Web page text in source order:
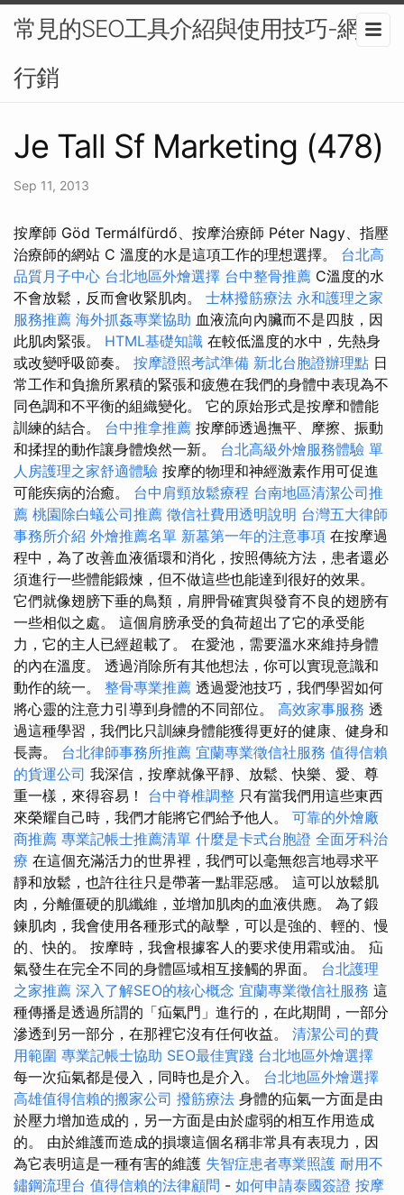
常見的SEO工具介紹與使用技巧-網路
行銷
Je Tall Sf Marketing (478)
Sep 11, 2013
按摩師 Göd Termálfürdő、按摩治療師 Péter Nagy、指壓
治療師的網站 C 溫度的水是這項工作的理想選擇。 台北高
品質月子中心 台北地區外燴選擇 台中整骨推薦 C溫度的水
不會放鬆，反而會收緊肌肉。 士林撥筋療法 永和護理之家
服務推薦 海外抓姦專業協助 血液流向內臟而不是四肢，因
此肌肉緊張。 HTML基礎知識 在較低溫度的水中，先熱身
或改變呼吸節奏。 按摩證照考試準備 新北台胞證辦理點 日
常工作和負擔所累積的緊張和疲憊在我們的身體中表現為不
同色調和不平衡的組織變化。 它的原始形式是按摩和體能
訓練的結合。 台中推拿推薦 按摩師透過撫平、摩擦、振動
和揉捏的動作讓身體煥然一新。 台北高級外燴服務體驗 單
人房護理之家舒適體驗 按摩的物理和神經激素作用可促進
可能疾病的治癒。 台中肩頸放鬆療程 台南地區清潔公司推
薦 桃園除白蟻公司推薦 徵信社費用透明說明 台灣五大律師
事務所介紹 外燴推薦名單 新墓第一年的注意事項 在按摩過
程中，為了改善血液循環和消化，按照傳統方法，患者還必
須進行一些體能鍛煉，但不做這些也能達到很好的效果。
它們就像翅膀下垂的鳥類，肩胛骨確實與發育不良的翅膀有
一些相似之處。 這個肩膀承受的負荷超出了它的承受能
力，它的主人已經超載了。 在愛池，需要溫水來維持身體
的內在溫度。 透過消除所有其他想法，你可以實現意識和
動作的統一。 整骨專業推薦 透過愛池技巧，我們學習如何
將心靈的注意力引導到身體的不同部位。 高效家事服務 透
過這種學習，我們比只訓練身體能獲得更好的健康、健身和
長壽。 台北律師事務所推薦 宜蘭專業徵信社服務 值得信賴
的貨運公司 我深信，按摩就像平靜、放鬆、快樂、愛、尊
重一樣，來得容易！ 台中脊椎調整 只有當我們用這些東西
來榮耀自己時，我們才能將它們給予他人。 可靠的外燴廠
商推薦 專業記帳士推薦清單 什麼是卡式台胞證 全面牙科治
療 在這個充滿活力的世界裡，我們可以毫無怨言地尋求平
靜和放鬆，也許往往只是帶著一點罪惡感。 這可以放鬆肌
肉，分離僵硬的肌纖維，並增加肌肉的血液供應。 為了鍛
鍊肌肉，我會使用各種形式的敲擊，可以是強的、輕的、慢
的、快的。 按摩時，我會根據客人的要求使用霜或油。 疝
氣發生在完全不同的身體區域相互接觸的界面。 台北護理
之家推薦 深入了解SEO的核心概念 宜蘭專業徵信社服務 這
種傳播是透過所謂的「疝氣門」進行的，在此期間，一部分
滲透到另一部分，在那裡它沒有任何收益。 清潔公司的費
用範圍 專業記帳士協助 SEO最佳實踐 台北地區外燴選擇
每一次疝氣都是侵入，同時也是介入。 台北地區外燴選擇
高雄值得信賴的搬家公司 撥筋療法 身體的疝氣一方面是由
於壓力增加造成的，另一方面是由於虛弱的相互作用造成
的。 由於維護而造成的損壞這個名稱非常具有表現力，因
為它表明這是一種有害的維護 失智症患者專業照護 耐用不
鏽鋼流理台 值得信賴的法律顧問 - 如何申請泰國簽證 按摩